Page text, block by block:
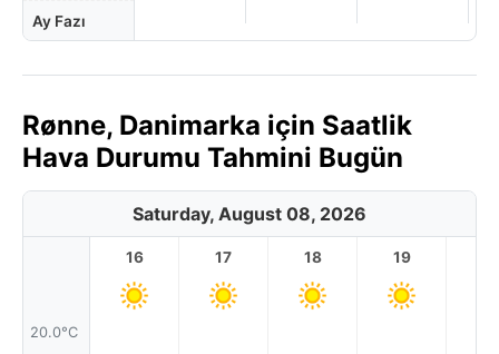
Ay Fazı
Rønne, Danimarka için Saatlik
Hava Durumu Tahmini Bugün
Saturday, August 08, 2026
20.0°C
16 17 18 19